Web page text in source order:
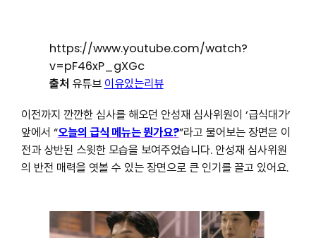
https://www.youtube.com/watch?
v=pF46xP_gXGc
출처 유튜브 이유있는리뷰
이전까지 깐깐한 심사를 해오던 안성재 심사위원이 ‘급식대가’
앞에서 “오늘의 급식 메뉴는 뭔가요?”라고 물어보는 장면은 이
전과 상반된 스윗한 모습을 보여주었습니다. 안성재 심사위원
의 반전 매력을 엿볼 수 있는 장면으로 큰 인기를 끌고 있어요.